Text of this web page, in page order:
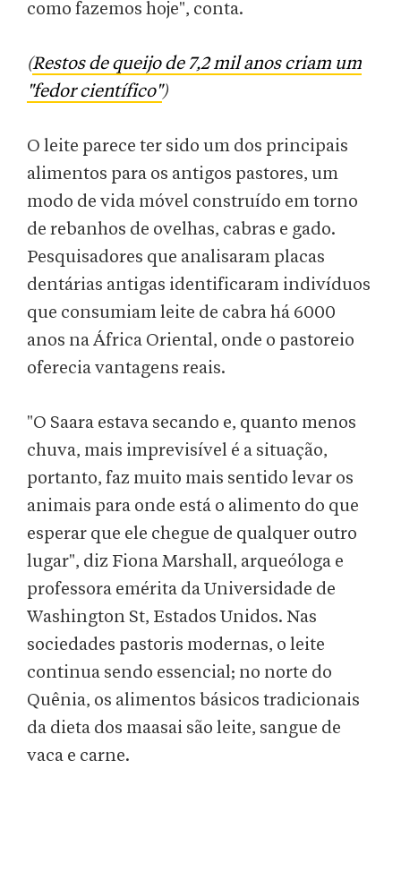
como fazemos hoje", conta.
(Restos de queijo de 7,2 mil anos criam um
"fedor científico")
O leite parece ter sido um dos principais
alimentos para os antigos pastores, um
modo de vida móvel construído em torno
de rebanhos de ovelhas, cabras e gado.
Pesquisadores que analisaram placas
dentárias antigas identificaram indivíduos
que consumiam leite de cabra há 6000
anos na África Oriental, onde o pastoreio
oferecia vantagens reais.
"O Saara estava secando e, quanto menos
chuva, mais imprevisível é a situação,
portanto, faz muito mais sentido levar os
animais para onde está o alimento do que
esperar que ele chegue de qualquer outro
lugar", diz Fiona Marshall, arqueóloga e
professora emérita da Universidade de
Washington St, Estados Unidos. Nas
sociedades pastoris modernas, o leite
continua sendo essencial; no norte do
Quênia, os alimentos básicos tradicionais
da dieta dos maasai são leite, sangue de
vaca e carne.